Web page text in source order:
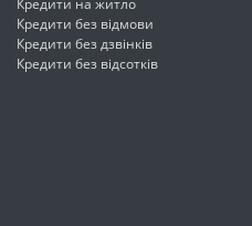
Кредити на житло
Кредити без відмови
Кредити без дзвінків
Кредити без відсотків